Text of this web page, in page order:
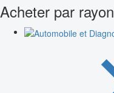
Acheter par rayon